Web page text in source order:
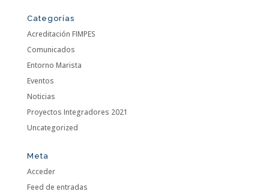
Categorías
Acreditación FIMPES
Comunicados
Entorno Marista
Eventos
Noticias
Proyectos Integradores 2021
Uncategorized
Meta
Acceder
Feed de entradas